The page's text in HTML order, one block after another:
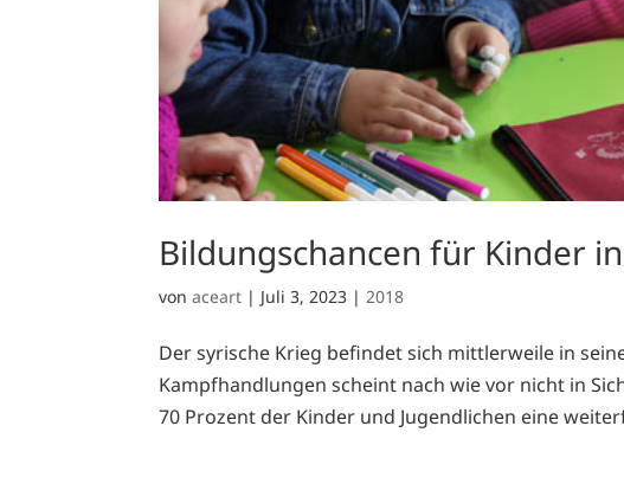
Bildungschancen für Kinder
vonaceart | Juli 3, 2023 |2018
Der syrische Krieg befindet sich mittlerweile in
Kampfhandlungen scheint nach wie vor nicht in
70 Prozent der Kinder und Jugendlichen eine